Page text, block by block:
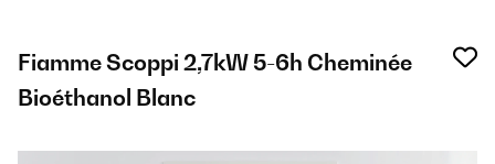
Fiamme Scoppi 2,7kW 5-6h Cheminée
Bioéthanol Blanc